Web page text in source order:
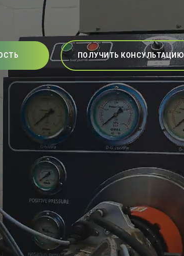
ПОЛУЧИТЬ КОНСУЛЬТАЦИЮ